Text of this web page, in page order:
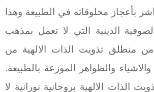
بأعجاز مخلوقاته في الطبيعة وهذا
الدينية التي لا تعمل بمذهب
منطلق تذويت الذات الالهية من
والظواهر الموزعة بالطبيعة.
الذات الالهية بروحانية نورانية لا